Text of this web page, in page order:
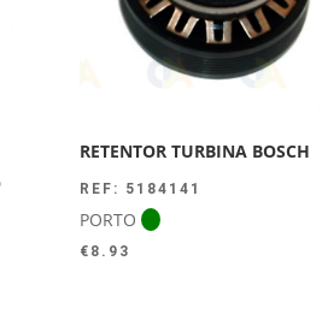
RETENTOR TURBINA BOSCH
REF: 5184141
PORTO
€ 8.93